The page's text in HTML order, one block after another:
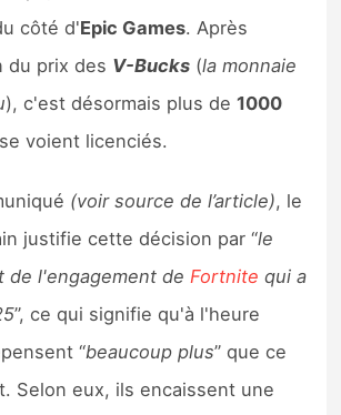
jeux Switch 2
côté d'Epic Games. Après
du prix des V-Bucks (la monnaie
), c'est désormais plus de1000
voient licenciés.
(voir source de l’article), le
justifie cette décision par “le
de l'engagement deFortnite qui a
”, ce qui signifie qu'à l'heure
“beaucoup plus” que ce
Selon eux, ils encaissent une